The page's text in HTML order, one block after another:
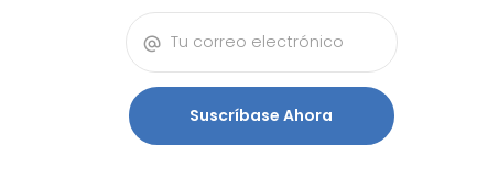
Suscríbase Ahora